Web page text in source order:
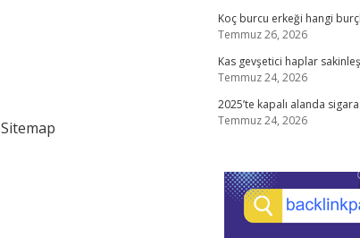
Sitemap
Koç burcu erkeği hangi
Temmuz 26, 2026
Kas gevşetici haplar
Temmuz 24, 2026
2025’te kapalı alanda
Temmuz 24, 2026